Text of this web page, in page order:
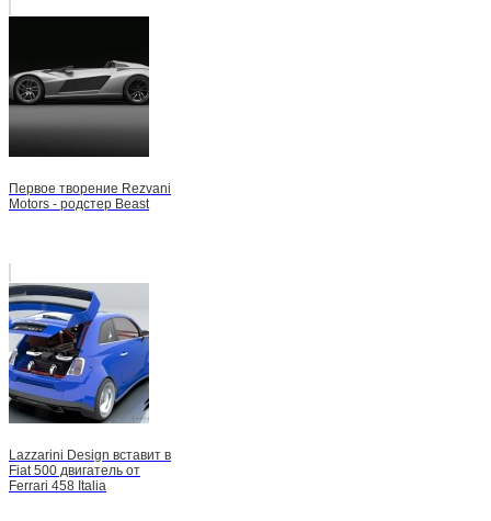
Первое творение Rezvani
Motors - родстер Beast
Lazzarini Design вставит в
Fiat 500 двигатель от
Ferrari 458 Italia